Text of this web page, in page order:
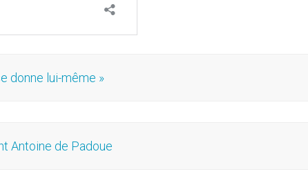
donne lui-même »
Antoine de Padoue